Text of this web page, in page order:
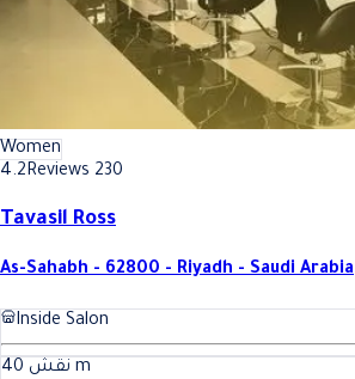
Women
4.2Reviews 230
Tavasil Ross
As-Sahabh - 62800 - Riyadh - Saudi Arabia
Inside Salon
نقش 40
m